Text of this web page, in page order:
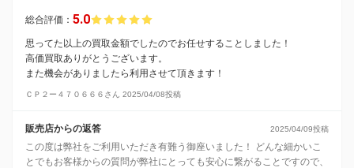
総合評価： 5.0
思ってた以上の買取金額でしたのでお任せすることしました！
高価買取ありがとうございます。
また機会がありましたら利用させて頂きます！
ＣＰ２ー４７０６６６さん 2025/04/08投稿
販売店からの返答 2025/04/09投稿
この度は弊社をご利用いただき有難う御座いました！ どんな細かいこ
とでもお客様からの質問が弊社にとっても安心に繋がることですので、